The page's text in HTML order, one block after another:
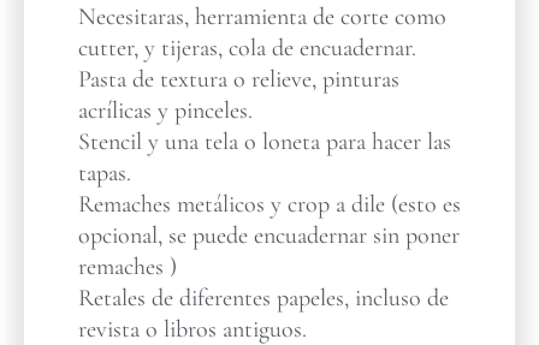
Necesitaras, herramienta de corte como
cutter, y tijeras, cola de encuadernar.
Pasta de textura o relieve, pinturas
acrílicas y pinceles.
Stencil y una tela o loneta para hacer las
tapas.
Remaches metálicos y crop a dile (esto es
opcional, se puede encuadernar sin poner
remaches )
Retales de diferentes papeles, incluso de
revista o libros antiguos.